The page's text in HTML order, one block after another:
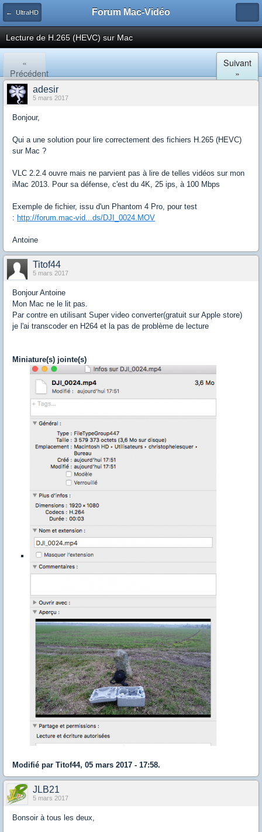
← UltraHD Forum Mac-Vidéo
Lecture de H.265 (HEVC) sur Mac
«
Précédent
Suivant
»
adesir
5 mars 2017
Bonjour,
Qui a une solution pour lire correctement des fichiers H.265 (HEVC)
sur Mac ?
VLC 2.2.4 ouvre mais ne parvient pas à lire de telles vidéos sur mon
iMac 2013. Pour sa défense, c'est du 4K, 25 ips, à 100 Mbps
Exemple de fichier, issu d'un Phantom 4 Pro, pour test
: http://forum.mac-vid...ds/DJI_0024.MOV
Antoine
Titof44
5 mars 2017
Bonjour Antoine
Mon Mac ne le lit pas.
Par contre en utilisant Super video converter(gratuit sur Apple store)
je l'ai transcoder en H264 et la pas de problème de lecture
Miniature(s) jointe(s)
Modifié par Titof44, 05 mars 2017 - 17:58.
JLB21
5 mars 2017
Bonsoir à tous les deux,